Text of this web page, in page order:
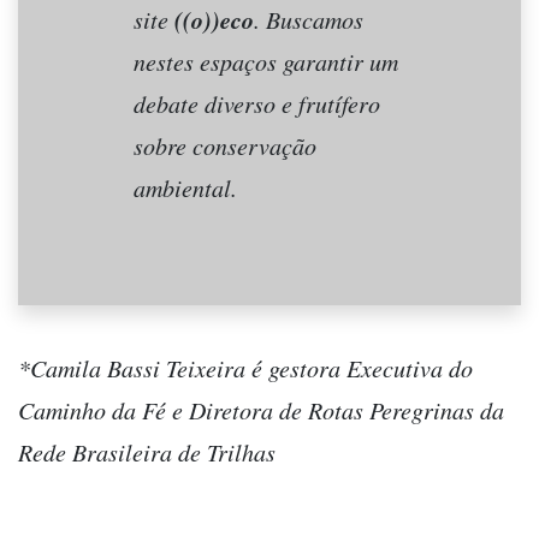
site((o))eco. Buscamos
nestes espaços garantir um
debate diverso e frutífero
sobre conservação
ambiental.
*Camila Bassi Teixeira é gestora Executiva do
Caminho da Fé e Diretora de Rotas Peregrinas da
Rede Brasileira de Trilhas